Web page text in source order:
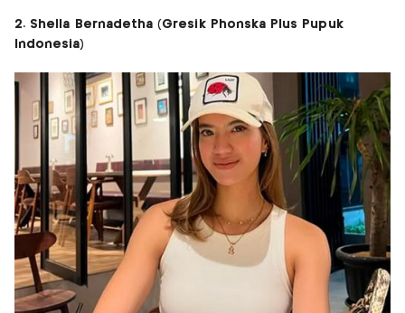
2. Shella Bernadetha (Gresik Phonska Plus Pupuk
Indonesia)